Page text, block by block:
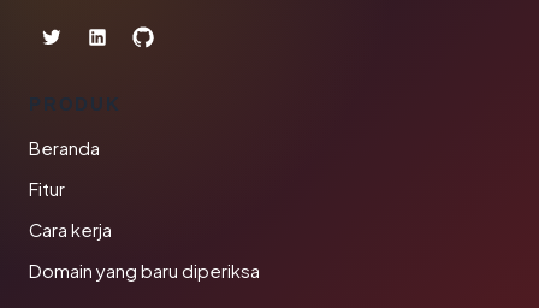
PRODUK
Beranda
Fitur
Cara kerja
Domain yang baru diperiksa